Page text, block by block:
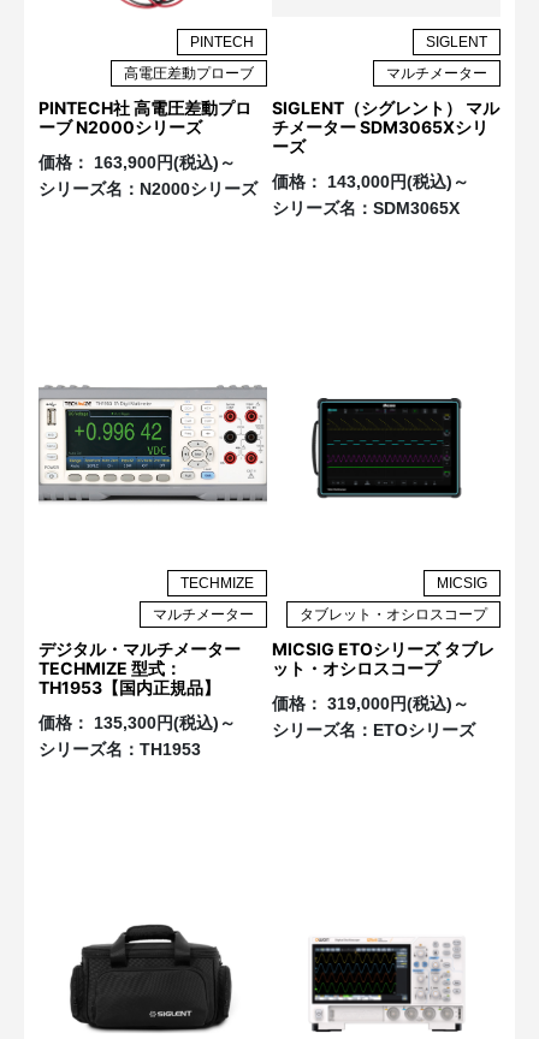
PINTECH
高電圧差動プローブ
PINTECH社 高電圧差動プロ
ーブ N2000シリーズ
価格：
163,900円(税込)～
シリーズ名： N2000シリーズ
SIGLENT
マルチメーター
SIGLENT（シグレント） マル
チメーター SDM3065Xシリ
ーズ
価格：
143,000円(税込)～
シリーズ名： SDM3065X
TECHMIZE
マルチメーター
デジタル・マルチメーター
TECHMIZE 型式：
TH1953【国内正規品】
価格：
135,300円(税込)～
シリーズ名： TH1953
MICSIG
タブレット・オシロスコープ
MICSIG ETOシリーズ タブレ
ット・オシロスコープ
価格： 319,000円(税込)～
シリーズ名： ETOシリーズ